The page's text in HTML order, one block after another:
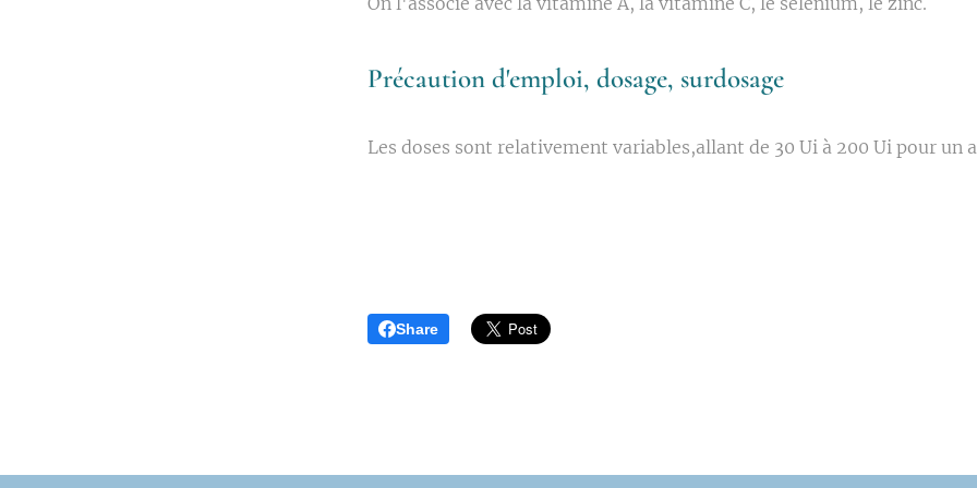
Précaution d'emploi, dosage, surdosage
Les doses sont relativement variables,allant de 30 Ui à 200 Ui pour un
Share